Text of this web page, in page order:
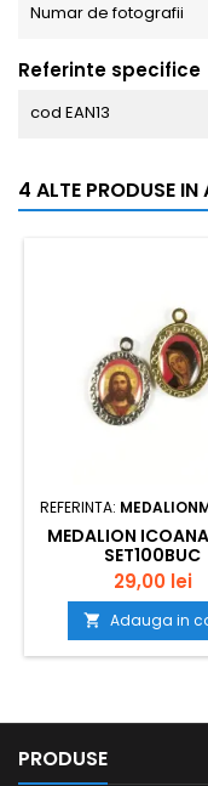
Numar de fotografii
Referinte specifice
cod EAN13
4 ALTE PRODUSE IN
REFERINTA:
MEDALION
SET100BUC
29,00 lei
 Adauga in
PRODUSE